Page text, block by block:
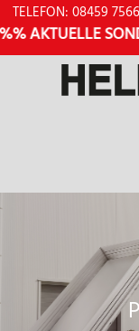
TELEFON: 08459 7566